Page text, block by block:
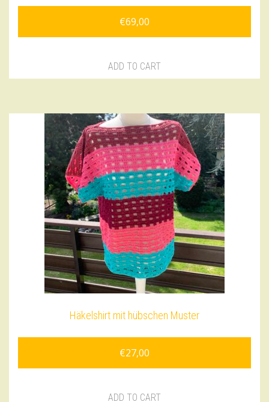
€69,00
ADD TO CART
Häkelshirt mit hübschen Muster
€27,00
ADD TO CART